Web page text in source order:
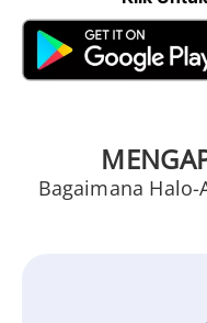
Bagaimana